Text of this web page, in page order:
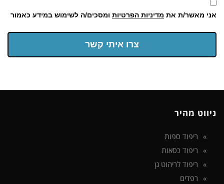
אני מאשר/ת את מדיניות הפרטיות ומסכים/ה לשימוש במידע כאמור
צרו איתי קשר
ניווט מהיר
ריפוד ספות
ריפוד כסאות
ריפוד לריהוט גן
רפדים